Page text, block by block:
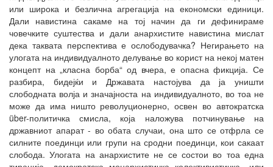
или широка и безлична агрегација на економски единици.
Дали навистина сакаме на тој начин да ги дефинираме
човечките суштества и дали анархистите навистина мислат
дека таквата перспектива е ослободувачка? Негирањето на
улогата на индивидуалното делување во корист на некој матен
концепт на „класна борба“ од вчера, е опасна фикција. Се
разбира, бидејќи и Државата настојува да ја уништи
слободната волја и значајноста на индивидуалното, во тоа не
може да има ништо револуционерно, освен во автократска
über-политичка смисла, која наложува потчинување на
државниот апарат - во обата случаи, она што се отфрла се
силните поединци или групи на сродни поединци, кои сакаат
слобода. Улогата на анархистите не се состои во тоа една